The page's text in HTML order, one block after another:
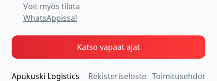
Voit myös tilata
WhatsAppissa!
Katso vapaat ajat
Apukuski Logistics Rekisteriseloste Toimitusehdot